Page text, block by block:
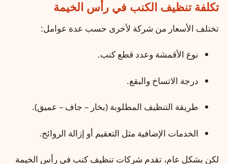
تكلفة تنظيف الكنب في رأس الخيمة
تختلف الأسعار من شركة لأخرى حسب عدة عوامل:
نوع الأقمشة وعدد قطع كنب.
درجة الاتساخ والبقع.
طريقة التنظيف المطلوبة (بخار – جاف – عميق).
الخدمات الإضافية مثل التعقيم أو إزالة الروائح.
لكن بشكل عام، تقدم شركات تنظيف كنب في رأس الخيمة